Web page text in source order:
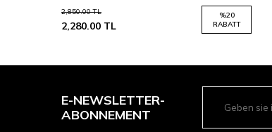
2,850.00TL
2,280.00 TL
%20
RABATT
E-NEWSLETTER-
ABONNEMENT